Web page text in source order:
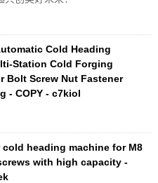
Cold Heading
Station Cold Forging
Bolt Screw Nut Fastener
- COPY - c7kiol
heading machine for M8
with high capacity -